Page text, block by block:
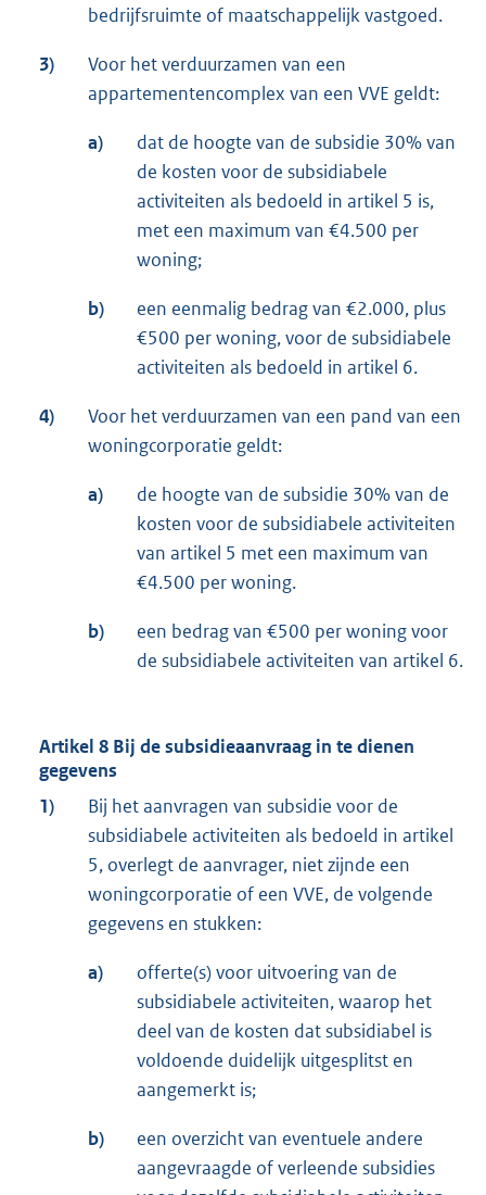
bedrijfsruimte of maatschappelijk vastgoed.
3)
Voor het verduurzamen van een
appartementencomplex van een VVE geldt:
a)
dat de hoogte van de subsidie 30% van
de kosten voor de subsidiabele
activiteiten als bedoeld in artikel 5 is,
met een maximum van €4.500 per
woning;
b)
een eenmalig bedrag van €2.000, plus
€500 per woning, voor de subsidiabele
activiteiten als bedoeld in artikel 6.
4)
Voor het verduurzamen van een pand van een
woningcorporatie geldt:
a)
de hoogte van de subsidie 30% van de
kosten voor de subsidiabele activiteiten
van artikel 5 met een maximum van
€4.500 per woning.
b)
een bedrag van €500 per woning voor
de subsidiabele activiteiten van artikel 6.
Artikel 8 Bij de subsidieaanvraag in te dienen
gegevens
1)
Bij het aanvragen van subsidie voor de
subsidiabele activiteiten als bedoeld in artikel
5, overlegt de aanvrager, niet zijnde een
woningcorporatie of een VVE, de volgende
gegevens en stukken:
a)
offerte(s) voor uitvoering van de
subsidiabele activiteiten, waarop het
deel van de kosten dat subsidiabel is
voldoende duidelijk uitgesplitst en
aangemerkt is;
b)
een overzicht van eventuele andere
aangevraagde of verleende subsidies